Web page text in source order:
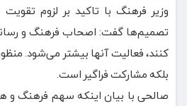
وزیر فرهنگ با تاکید بر لزوم تقویت
تصمیم‌ها گفت: اصحاب فرهنگ و
کنند، فعالیت آنها بیشتر می‌شود.
بلکه مشارکت فراگیر است.